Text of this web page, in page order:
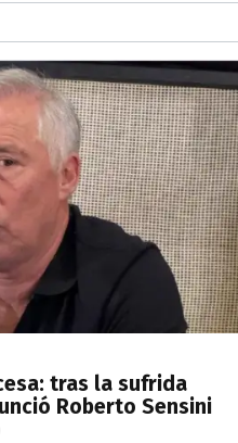
tras la sufrida
Roberto Sensini